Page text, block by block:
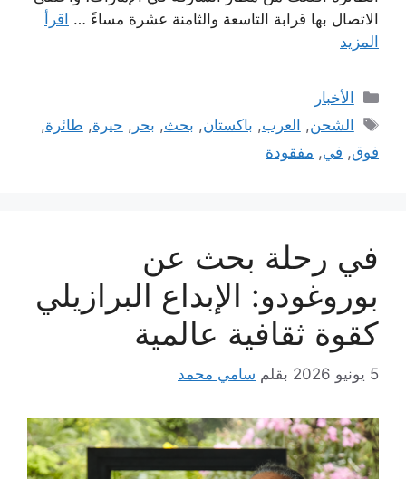
الاتصال بها قرابة التاسعة والثامنة عشرة مساءً … اقرأ
المزيد
التصنيفات
الأخبار
الوسوم
الشحن, العرب, باكستان, بحث, بحر , حيرة, طائرة,
فوق, في, مفقودة
في رحلة بحث عن
بوروغودو: الإبداع البرازيلي
كقوة ثقافية عالمية
5 يونيو 2026 بقلم سامي محمد